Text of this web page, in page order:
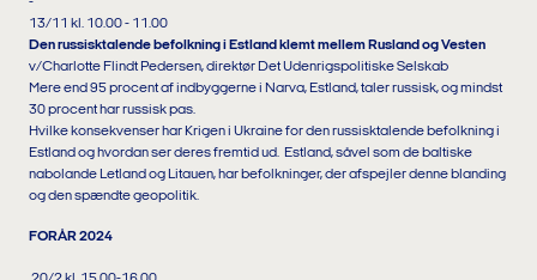
13/11 kl. 10.00 - 11.00
Den russisktalende befolkning i Estland klemt mellem Rusland og Vesten
v/Charlotte Flindt Pedersen, direktør Det Udenrigspolitiske Selskab
Mere end 95 procent af indbyggerne i Narva, Estland, taler russisk, og mindst
30 procent har russisk pas.
Hvilke konsekvenser har Krigen i Ukraine for den russisktalende befolkning i
Estland og hvordan ser deres fremtid ud. Estland, såvel som de baltiske
nabolande Letland og Litauen, har befolkninger, der afspejler denne blanding
og den spændte geopolitik.
FORÅR 2024